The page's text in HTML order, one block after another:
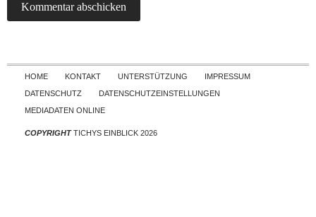
Skip to content
HOME KONTAKT UNTERSTÜTZUNG
IMPRESSUM
DATENSCHUTZ
DATENSCHUTZEINSTELLUNGEN
MEDIADATEN ONLINE
COPYRIGHTTICHYS EINBLICK 2026